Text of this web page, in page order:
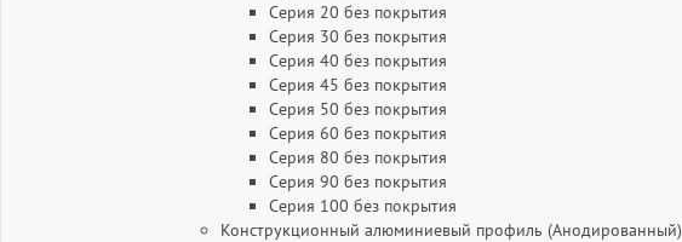
Серия 20 без покрытия
Серия 30 без покрытия
Серия 40 без покрытия
Серия 45 без покрытия
Серия 50 без покрытия
Серия 60 без покрытия
Серия 80 без покрытия
Серия 90 без покрытия
Серия 100 без покрытия
Конструкционный алюминиевый профиль (Анодированный)